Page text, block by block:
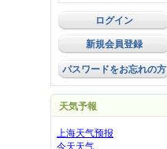
新規会員登録
パスワードをお忘れの方
天気予報